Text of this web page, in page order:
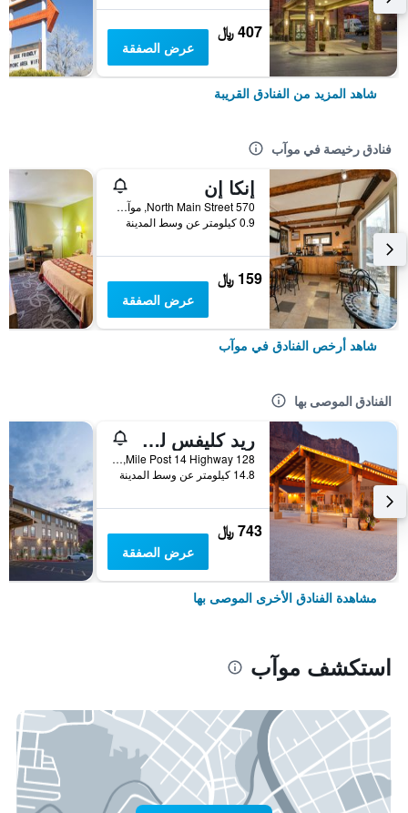
407 ﷼
عرض الصفقة
شاهد المزيد من الفنادق القريبة
فنادق رخيصة في موآب
إنكا إن
570 North Main Street, موآب, UT, الولايات المتحدة الأميريكية
0.9 كيلومتر عن وسط المدينة
159 ﷼
عرض الصفقة
شاهد أرخص الفنادق في موآب
الفنادق الموصى بها
ريد كليفس لودج موب
Mile Post 14 Highway 128, موآب, UT, الولايات المتحدة الأميريكية
14.8 كيلومتر عن وسط المدينة
743 ﷼
عرض الصفقة
مشاهدة الفنادق الأخرى الموصى بها
استكشف موآب